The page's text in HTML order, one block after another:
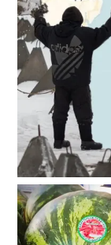
Полковник ВСУ
новое
27-07-2026 в 11:19